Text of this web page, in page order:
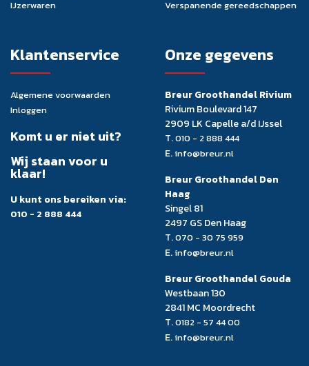
IJzerwaren
Verspanende gereedschappen
Klantenservice
Algemene voorwaarden
Inloggen
Komt u er niet uit?
Wij staan voor u
klaar!
U kunt ons bereiken via:
010 - 2 888 444
Onze gegevens
Breur Groothandel Rivium
Rivium Boulevard 147
2909 LK Capelle a/d IJssel
T.010 - 2 888 444
E. info@breur.nl
Breur Groothandel Den
Haag
Singel 81
2497 GS Den Haag
T.070 - 30 75 959
E. info@breur.nl
Breur Groothandel Gouda
Westbaan 130
2841 MC Moordrecht
T.0182 - 57 44 00
E. info@breur.nl